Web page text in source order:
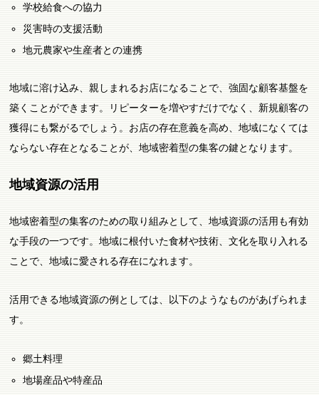
学校給食への協力
災害時の支援活動
地元農家や生産者との連携
地域に溶け込み、親しまれるお店になることで、強固な顧客基盤を
築くことができます。リピーターを増やすだけでなく、新規顧客の
獲得にも繋がるでしょう。お店の存在意義を高め、地域になくては
ならない存在となることが、地域密着型の集客の鍵となります。
地域資源の活用
地域密着型の集客のための取り組みとして、地域資源の活用も有効
な手段の一つです。地域に根付いた食材や技術、文化を取り入れる
ことで、地域に愛される存在になれます。
活用できる地域資源の例としては、以下のようなものがあげられま
す。
郷土料理
地場産品や特産品